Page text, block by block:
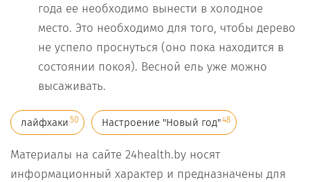
года ее необходимо вынести в холодное
место. Это необходимо для того, чтобы дерево
не успело проснуться (оно пока находится в
состоянии покоя). Весной ель уже можно
высаживать.
лайфхаки 50 Настроение "Новый год"48
Материалы на сайте 24health.by носят
информационный характер и предназначены для